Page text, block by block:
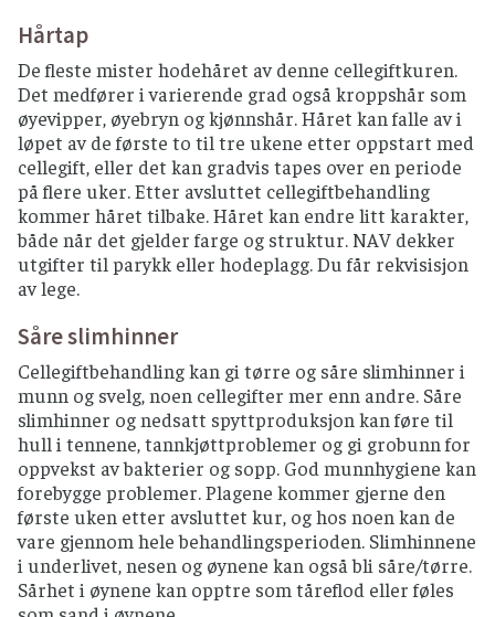
Hårtap
De fleste mister hodehåret av denne cellegiftkuren.
Det medfører i varierende grad også kroppshår som
øyevipper, øyebryn og kjønnshår. Håret kan falle av i
løpet av de første to til tre ukene etter oppstart med
cellegift, eller det kan gradvis tapes over en periode
på flere uker. Etter avsluttet cellegiftbehandling
kommer håret tilbake. Håret kan endre litt karakter,
både når det gjelder farge og struktur. NAV dekker
utgifter til parykk eller hodeplagg. Du får rekvisisjon
av lege.
Såre slimhinner
Cellegiftbehandling kan gi tørre og såre slimhinner i
munn og svelg, noen cellegifter mer enn andre. Såre
slimhinner og nedsatt spyttproduksjon kan føre til
hull i tennene, tannkjøttproblemer og gi grobunn for
oppvekst av bakterier og sopp. God munnhygiene kan
forebygge problemer. Plagene kommer gjerne den
første uken etter avsluttet kur, og hos noen kan de
vare gjennom hele behandlingsperioden. Slimhinnene
i underlivet, nesen og øynene kan også bli såre/tørre.
Sårhet i øynene kan opptre som tåreflod eller føles